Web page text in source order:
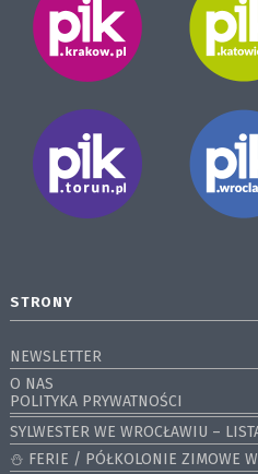
STRONY
NEWSLETTER
O NAS
POLITYKA PRYWATNOŚCI
SYLWESTER WE WROCŁAWIU –
⛄️ FERIE / PÓŁKOLONIE ZIMOWE